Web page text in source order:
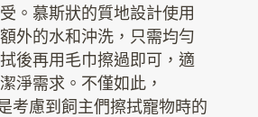
。慕斯狀的質地設計使用
外的水和沖洗，只需均勻
後再用毛巾擦過即可，適
淨需求。不僅如此，
考慮到飼主們擦拭寵物時的